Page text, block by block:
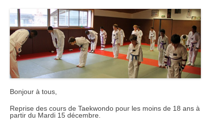
Bonjour à tous,
Reprise des cours de Taekwondo pour les moins de 18 ans à
partir du Mardi 15 décembre.